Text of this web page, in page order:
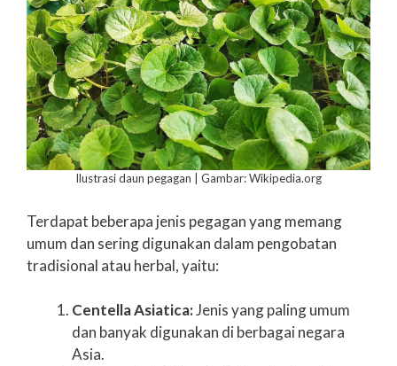
Ilustrasi daun pegagan | Gambar: Wikipedia.org
Terdapat beberapa jenis pegagan yang memang
umum dan sering digunakan dalam pengobatan
tradisional atau herbal, yaitu:
Centella Asiatica:Jenis yang paling umum
dan banyak digunakan di berbagai negara
Asia.